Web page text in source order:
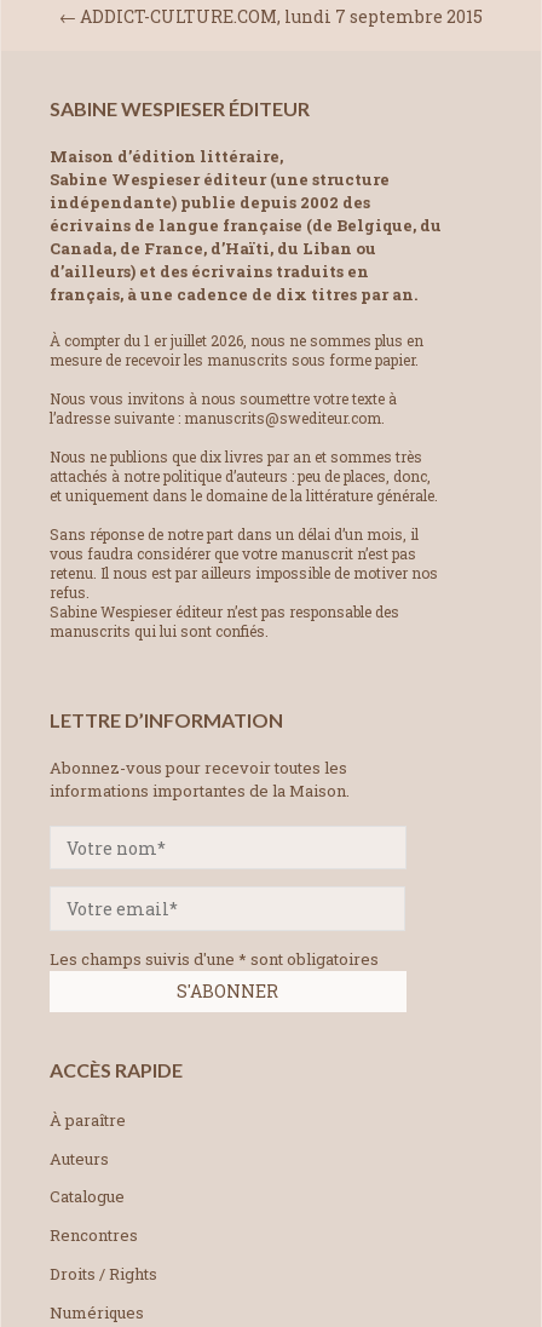
← ADDICT-CULTURE.COM, lundi 7 septembre 2015
SABINE WESPIESER ÉDITEUR
Maison d’édition littéraire,
Sabine Wespieser éditeur (une structure
indépendante) publie depuis 2002 des
écrivains de langue française (de Belgique, du
Canada, de France, d’Haïti, du Liban ou
d’ailleurs) et des écrivains traduits en
français, à une cadence de dix titres par an.
À compter du 1 er juillet 2026, nous ne sommes plus en
mesure de recevoir les manuscrits sous forme papier.
Nous vous invitons à nous soumettre votre texte à
l’adresse suivante : manuscrits@swediteur.com.
Nous ne publions que dix livres par an et sommes très
attachés à notre politique d’auteurs : peu de places, donc,
et uniquement dans le domaine de la littérature générale.
Sans réponse de notre part dans un délai d’un mois, il
vous faudra considérer que votre manuscrit n’est pas
retenu. Il nous est par ailleurs impossible de motiver nos
refus.
Sabine Wespieser éditeur n’est pas responsable des
manuscrits qui lui sont confiés.
LETTRE D’INFORMATION
Abonnez-vous pour recevoir toutes les
informations importantes de la Maison.
Les champs suivis d'une * sont obligatoires
ACCÈS RAPIDE
À paraître
Auteurs
Catalogue
Rencontres
Droits / Rights
Numériques